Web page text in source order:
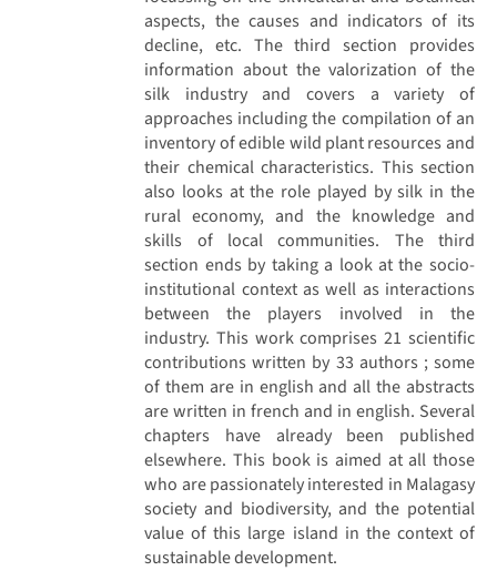
aspects, the causes and indicators of its
decline, etc. The third section provides
information about the valorization of the
silk industry and covers a variety of
approaches including the compilation of an
inventory of edible wild plant resources and
their chemical characteristics. This section
also looks at the role played by silk in the
rural economy, and the knowledge and
skills of local communities. The third
section ends by taking a look at the socio-
institutional context as well as interactions
between the players involved in the
industry. This work comprises 21 scientific
contributions written by 33 authors ; some
of them are in english and all the abstracts
are written in french and in english. Several
chapters have already been published
elsewhere. This book is aimed at all those
who are passionately interested in Malagasy
society and biodiversity, and the potential
value of this large island in the context of
sustainable development.